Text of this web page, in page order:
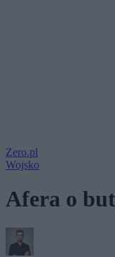
Zero.pl
Wojsko
Afera o